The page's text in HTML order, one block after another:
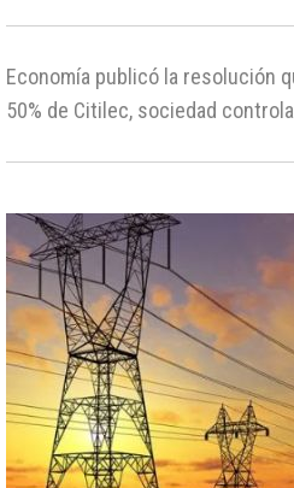
Economía publicó la resolución
50% de Citilec, sociedad